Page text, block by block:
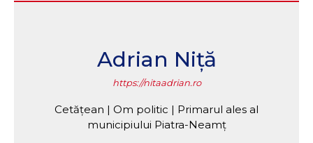
Adrian Niță
https://nitaadrian.ro
Cetățean | Om politic | Primarul ales al
municipiului Piatra-Neamț